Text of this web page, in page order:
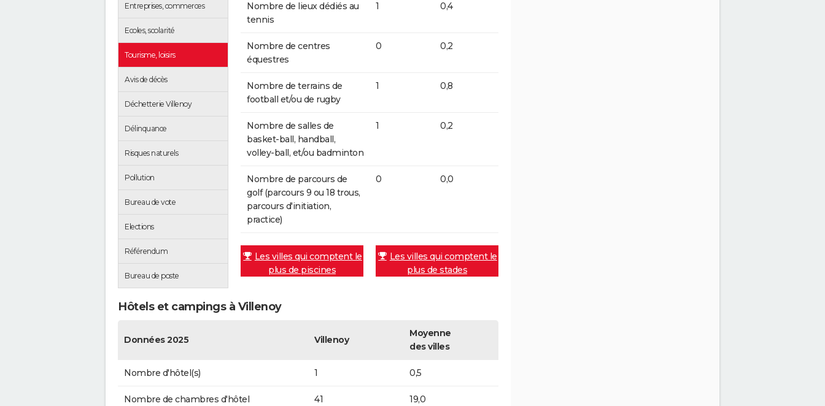
Entreprises, commerces
Ecoles, scolarité
Tourisme, loisirs
Avis de décès
Déchetterie Villenoy
Délinquance
Risques naturels
Pollution
Bureau de vote
Elections
Référendum
Bureau de poste
Nombre de lieux dédiés au
tennis
1 0,4
Nombre de centres
équestres
0 0,2
Nombre de terrains de
football et/ou de rugby
1 0,8
Nombre de salles de
basket-ball, handball,
volley-ball, et/ou badminton
1 0,2
Nombre de parcours de
golf (parcours 9 ou 18 trous,
parcours d'initiation,
practice)
0 0,0
Les villes qui comptent le
plus de piscines
Les villes qui comptent le
plus de stades
Hôtels et campings à Villenoy
Données 2025 Villenoy
Moyenne
des villes
Nombre d'hôtel(s) 1 0,5
Nombre de chambres d'hôtel 41 19,0